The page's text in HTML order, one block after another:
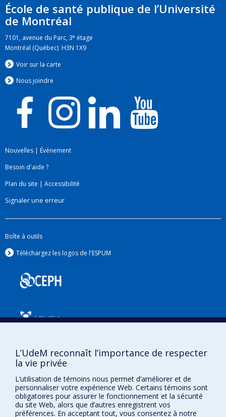
l’entremise de produits sanguins. Dr Trottier est
titulaire de nombreux fonds de recherche et de
bourses salariales des IRSC et du FRQS.
École de santé publique de l’Université
de Montréal
7101, avenue du Parc, 3e étage
Montréal (Québec) H3N 1X9
Voir sur la carte
Nous joindre
Nouvelles | Événement
Besoin d'aide ?
Plan du site | Accessibilité
Signaler une erreur
Boîte à outils
Téléchargez les logos de l'ESPUM
Confidentialité
Conditions d’utilisation
Paramètres des témoins
Université de
Montréal
L’UdeM reconnaît l’importance de respecter
la vie privée
L’utilisation de témoins nous permet d’améliorer et de
personnaliser votre expérience Web. Certains témoins sont
obligatoires pour assurer le fonctionnement et la sécurité
du site Web, alors que d’autres enregistrent vos
préférences. En acceptant tout, vous consentez à notre